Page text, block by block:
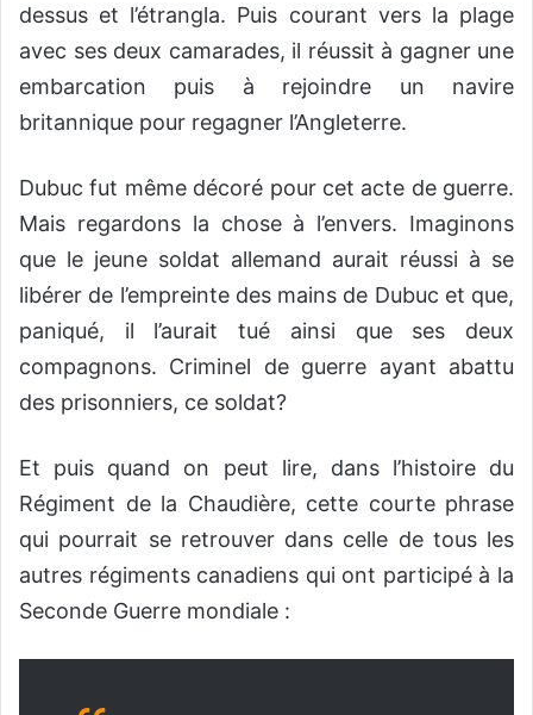
dessus et l’étrangla. Puis courant vers la plage
avec ses deux camarades, il réussit à gagner une
embarcation puis à rejoindre un navire
britannique pour regagner l’Angleterre.
Dubuc fut même décoré pour cet acte de guerre.
Mais regardons la chose à l’envers. Imaginons
que le jeune soldat allemand aurait réussi à se
libérer de l’empreinte des mains de Dubuc et que,
paniqué, il l’aurait tué ainsi que ses deux
compagnons. Criminel de guerre ayant abattu
des prisonniers, ce soldat?
Et puis quand on peut lire, dans l’histoire du
Régiment de la Chaudière, cette courte phrase
qui pourrait se retrouver dans celle de tous les
autres régiments canadiens qui ont participé à la
Seconde Guerre mondiale :